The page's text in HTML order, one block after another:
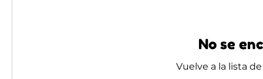
No se
Vuelve a la lista